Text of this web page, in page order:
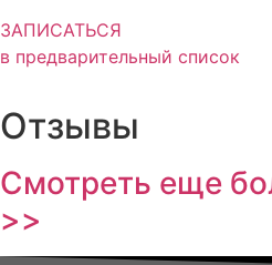
ЗАПИСАТЬСЯ
в предварительный список
Отзывы
Смотреть еще
>>